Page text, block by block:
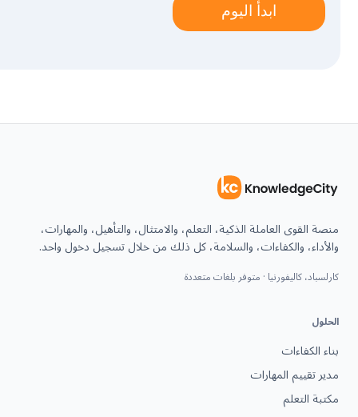
ابدأ اليوم
منصة القوى العاملة الذكية، التعلم، والامتثال، والتأهيل، والمهارات،
والأداء، والكفاءات، والسلامة، كل ذلك من خلال تسجيل دخول واحد.
كارلسباد، كاليفورنيا · متوفر بلغات متعددة
الحلول
بناء الكفاءات
مدير تقييم المهارات
مكتبة التعلم